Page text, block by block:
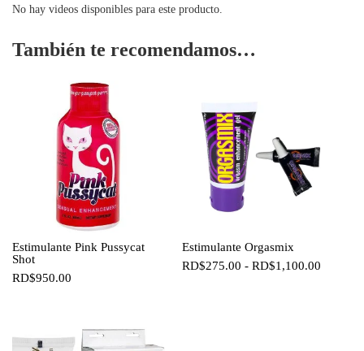
No hay videos disponibles para este producto.
También te recomendamos…
Estimulante Pink Pussycat
Shot
RD$950.00
Estimulante Orgasmix
RD$275.00 - RD$1,100.00Rango